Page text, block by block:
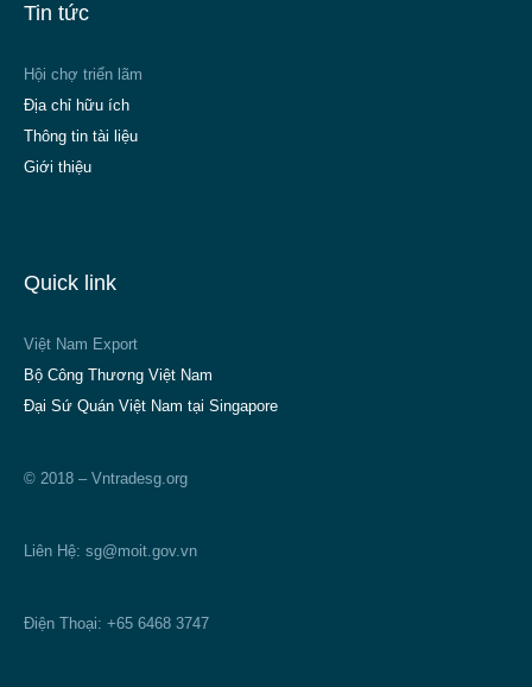
Tin tức
Hội chợ triển lãm
Địa chỉ hữu ích
Thông tin tài liệu
Giới thiệu
Quick link
Việt Nam Export
Bộ Công Thương Việt Nam
Đại Sứ Quán Việt Nam tại Singapore
© 2018 – Vntradesg.org
Liên Hệ: sg@moit.gov.vn
Điện Thoại: +65 6468 3747